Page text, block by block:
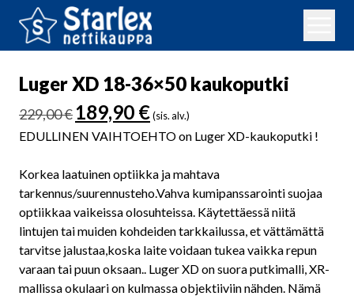
Luger XD 18-36×50 kaukoputki
229,00€ Alkuperäinen
hinta
oli:
189,90 €Nykyinen
hinta
on:
(sis. alv.)
EDULLINEN VAIHTOEHTO on Luger XD-kaukoputki !
Korkea laatuinen optiikka ja mahtava
tarkennus/suurennusteho.Vahva kumipanssarointi suojaa
optiikkaa vaikeissa olosuhteissa. Käytettäessä niitä
lintujen tai muiden kohdeiden tarkkailussa, et vättämättä
tarvitse jalustaa,koska laite voidaan tukea vaikka repun
varaan tai puun oksaan.. Luger XD on suora putkimalli, XR-
mallissa okulaari on kulmassa objektiiviin nähden. Nämä